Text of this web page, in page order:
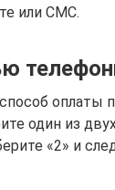
или СМС.
оплаты
один из
«2» и